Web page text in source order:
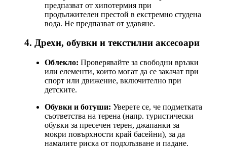
предпазват от хипотермия при
продължителен престой в екстремно студена
вода. Не предпазват от удавяне.
4. Дрехи, обувки и текстилни аксесоари
Облекло: Проверявайте за свободни връзки
или елементи, които могат да се закачат при
спорт или движение, включително при
детските.
Обувки и ботуши: Уверете се, че подметката
съответства на терена (напр. туристически
обувки за пресечен терен, джапанки за
мокри повърхности край басейни), за да
намалите риска от подхлъзване и падане.